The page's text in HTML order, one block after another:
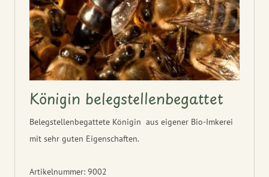
Königin belegstellenbegattet
Belegstellenbegattete Königin aus eigener Bio-Imkerei
mit sehr guten Eigenschaften.
Artikelnummer: 9002